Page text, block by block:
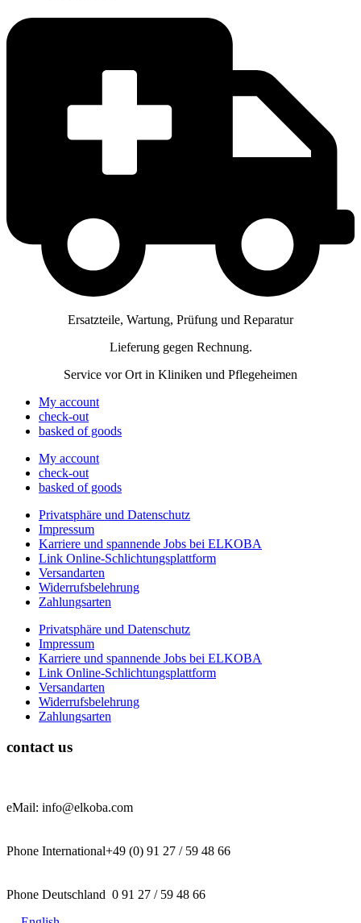
Ersatzteile, Wartung, Prüfung und Reparatur
Lieferung gegen Rechnung.
Service vor Ort in Kliniken und Pflegeheimen
My account
check-out
basked of goods
My account
check-out
basked of goods
Privatsphäre und Datenschutz
Impressum
Karriere und spannende Jobs bei ELKOBA
Link Online-Schlichtungsplattform
Versandarten
Widerrufsbelehrung
Zahlungsarten
Privatsphäre und Datenschutz
Impressum
Karriere und spannende Jobs bei ELKOBA
Link Online-Schlichtungsplattform
Versandarten
Widerrufsbelehrung
Zahlungsarten
contact us
eMail: info@elkoba.com
Phone International+49 (0) 91 27 / 59 48 66
Phone Deutschland 0 91 27 / 59 48 66